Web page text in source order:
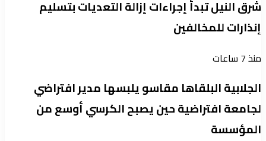
شرق النيل تبدأ إجراءات إزالة التعديات بتسليم
إنذارات للمخالفين
منذ 7 ساعات
الجلابية البلقاها مقاسو يلبسها ​مدير افتراضي
لجامعة افتراضية حين يصبح الكرسي أوسع من
المؤسسة